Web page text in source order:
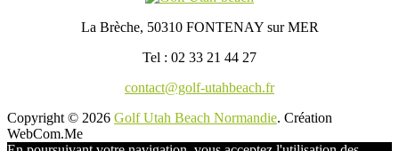
La Brèche, 50310 FONTENAY sur MER
Tel : 02 33 21 44 27
contact@golf-utahbeach.fr
Copyright © 2026 Golf Utah Beach Normandie. Création
WebCom.Me